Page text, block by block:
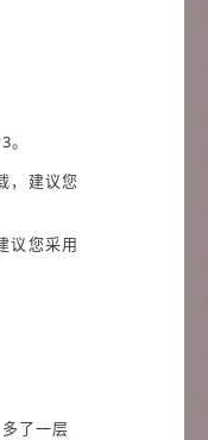
建议您
您采用
了一层